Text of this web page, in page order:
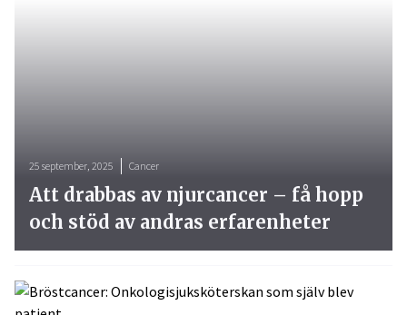
25 september, 2025 Cancer
Att drabbas av njurcancer – få hopp
och stöd av andras erfarenheter